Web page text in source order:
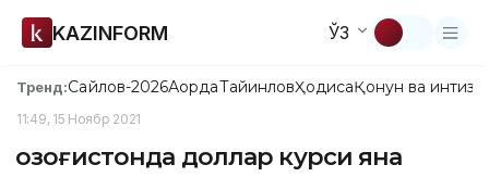
KAZINFORM ЎЗ
Тренд:Сайлов-2026АқордаТайинловҲодисаҚонун ва
11:49, 15 Ноябр 2021
Қозоғистонда доллар курси яна